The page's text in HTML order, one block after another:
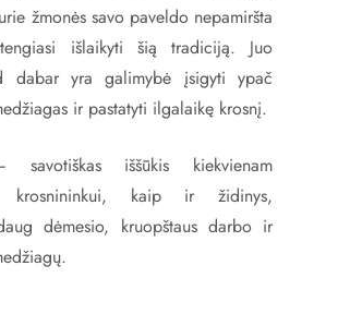
žmonės savo paveldo nepamiršta
išlaikyti šią tradiciją. Juo
dabar yra galimybė įsigyti ypač
ir pastatyti ilgalaikę krosnį.
savotiškas iššūkis kiekvienam
krosnininkui, kaip ir židinys,
dėmesio, kruopštaus darbo ir